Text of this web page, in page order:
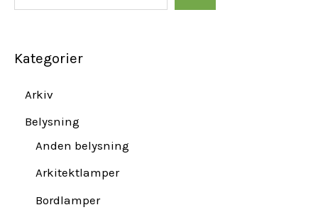
Kategorier
Arkiv
Belysning
Anden belysning
Arkitektlamper
Bordlamper